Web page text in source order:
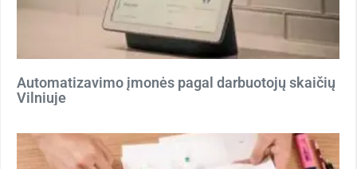
Automatizavimo įmonės pagal darbuotojų skaičių
Vilniuje